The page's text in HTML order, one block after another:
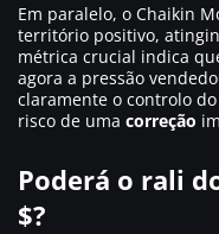
Em paralelo, o Chaikin
território positivo,
métrica crucial indica
agora a pressão
claramente o controlo
risco de uma correção
Poderá o rali
$?